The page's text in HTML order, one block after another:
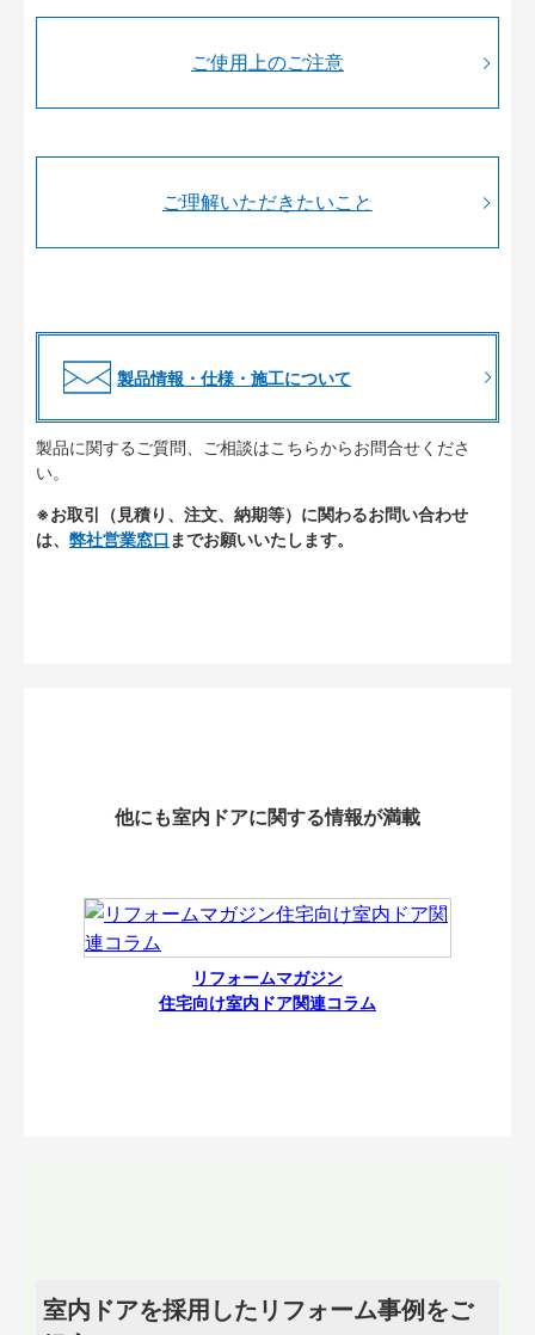
ご使用上のご注意
ご理解いただきたいこと
製品情報・仕様・施工について
製品に関するご質問、ご相談はこちらからお問合せくださ
い。
※お取引（見積り、注文、納期等）に関わるお問い合わせ
は、 弊社営業窓口 までお願いいたします。
他にも室内ドアに関する情報が満載
リフォームマガジン
住宅向け室内ドア関連コラム
室内ドアを採用したリフォーム事例をご